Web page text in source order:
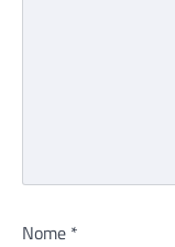
Nome *